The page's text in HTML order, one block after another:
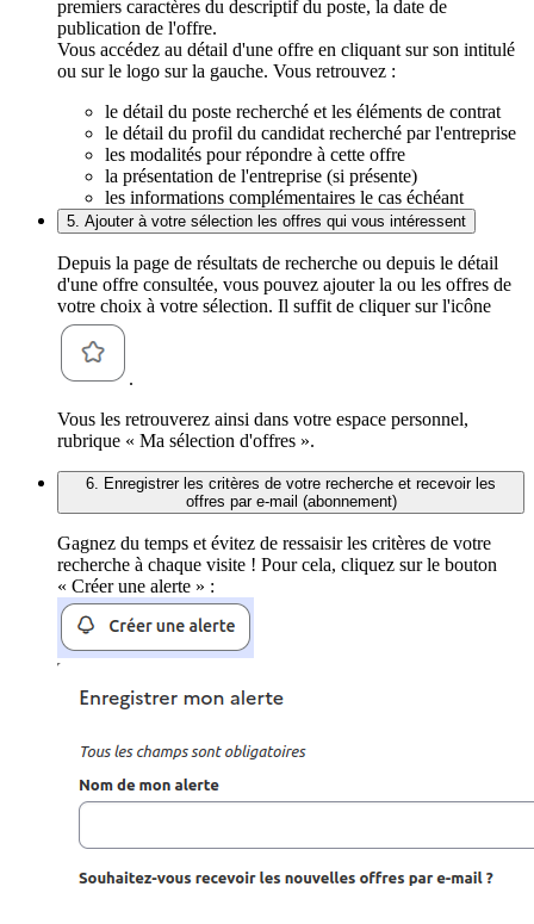
premiers caractères du descriptif du poste, la date de
publication de l'offre.
Vous accédez au détail d'une offre en cliquant sur son intitulé
ou sur le logo sur la gauche. Vous retrouvez :
le détail du poste recherché et les éléments de contrat
le détail du profil du candidat recherché par l'entreprise
les modalités pour répondre à cette offre
la présentation de l'entreprise (si présente)
les informations complémentaires le cas échéant
5. Ajouter à votre sélection les offres qui vous intéressent
Depuis la page de résultats de recherche ou depuis le détail
d'une offre consultée, vous pouvez ajouter la ou les offres de
votre choix à votre sélection. Il suffit de cliquer sur l'icône
.
Vous les retrouverez ainsi dans votre espace personnel,
rubrique « Ma sélection d'offres ».
6. Enregistrer les critères de votre recherche et recevoir les
offres par e-mail (abonnement)
Gagnez du temps et évitez de ressaisir les critères de votre
recherche à chaque visite ! Pour cela, cliquez sur le bouton
« Créer une alerte » :